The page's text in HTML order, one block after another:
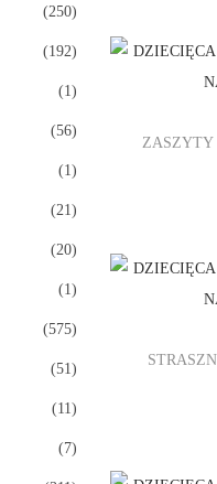
ZASZYTY
(250)
(192)
(1)
(56)
(1)
(21)
(20)
(1)
(575)
(51)
(11)
(7)